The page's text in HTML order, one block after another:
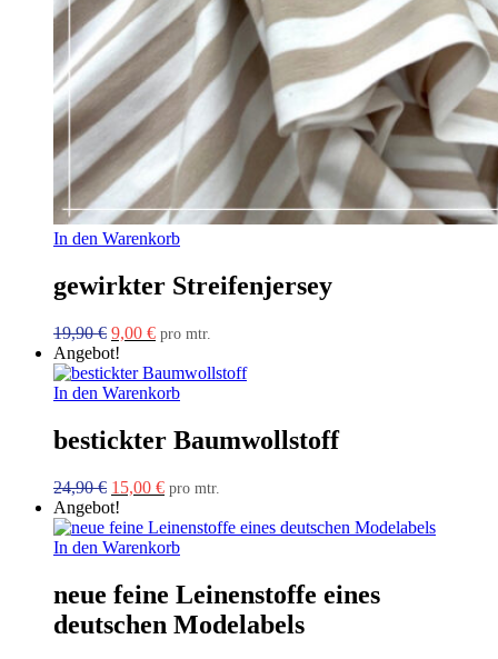
In den Warenkorb
gewirkter Streifenjersey
19,90€ Ursprünglicher
Preis
war:
19,90 €
9,00 €Aktueller
ist:
9,00 €.
pro mtr.
Angebot!
In den Warenkorb
bestickter Baumwollstoff
24,90€ Ursprünglicher
Preis
war:
24,90 €
15,00 €Aktueller
ist:
15,00 €.
pro mtr.
Angebot!
In den Warenkorb
neue feine Leinenstoffe eines
deutschen Modelabels